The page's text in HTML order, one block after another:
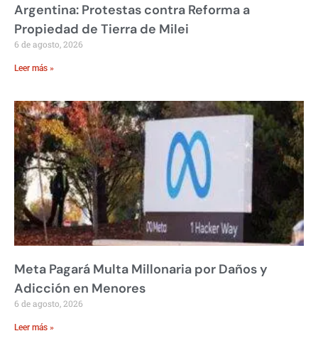
Argentina: Protestas contra Reforma a
Propiedad de Tierra de Milei
6 de agosto, 2026
Leer más »
Meta Pagará Multa Millonaria por Daños y
Adicción en Menores
6 de agosto, 2026
Leer más »